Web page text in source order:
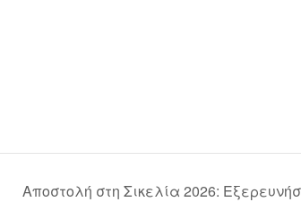
Αποστολή στη Σικελία 2026: